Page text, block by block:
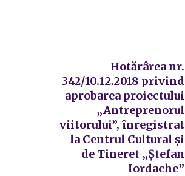
Hotărârea nr.
342/10.12.2018 privind
aprobarea proiectului
„Antreprenorul
viitorului”, înregistrat
la Centrul Cultural şi
de Tineret „Ştefan
Iordache”